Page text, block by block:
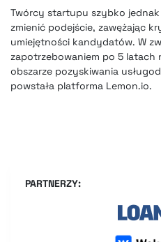
Twórcy startupu szybko
zmienić podejście, zawężając
umiejętności kandydatów. W
zapotrzebowaniem po 5 latach
obszarze pozyskiwania
powstała platforma Lemon.io.
PARTNERZY: